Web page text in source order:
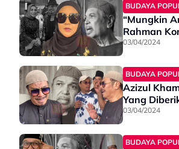
BUDAYA
“Mungkin
Rahman
03/04/2024
BUDAYA
Azizul
Yang
03/04/2024
BUDAYA